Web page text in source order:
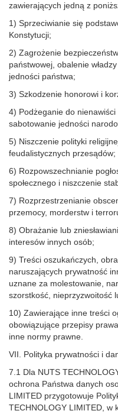
zawierających jedną z
1) Sprzeciwianie się
Konstytucji;
2) Zagrożenie
państwowej, obalenie
jedności państwa;
3) Szkodzenie honorowi i
4) Podżeganie do
sabotowanie jedności
5) Niszczenie polityki
feudalistycznych przesądów;
6) Rozpowszechnianie
społecznego i niszczenie
7) Rozprzestrzenianie
przemocy, morderstw i
8) Obrażanie lub
interesów innych osób;
9) Treści oszukańczych,
naruszających prywatność
uznane za molestowanie,
szorstkość, nieprzyzwoitość
10) Zawierające inne treści
obowiązujące przepisy
inne normy prawne.
VII. Polityka prywatności i
7.1 Dla NUTS
ochrona Państwa danych
LIMITED przygotowuje
TECHNOLOGY LIMITED, w